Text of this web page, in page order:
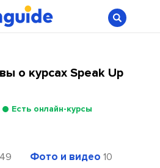
о курсах Speak Up
Есть онлайн-курсы
49 Фото и видео 10